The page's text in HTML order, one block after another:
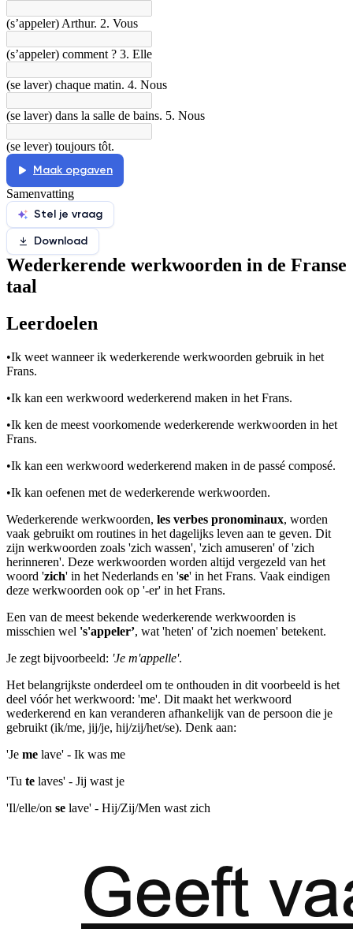
(s’appeler) Arthur. 2. Vous
(s’appeler) comment ? 3. Elle
(se laver) chaque matin. 4. Nous
(se laver) dans la salle de bains. 5. Nous
(se lever) toujours tôt.
Maak opgaven
Samenvatting
Stel je vraag
Download
Wederkerende werkwoorden in de Franse
taal
Leerdoelen
•Ik weet wanneer ik wederkerende werkwoorden gebruik in het
Frans.
•Ik kan een werkwoord wederkerend maken in het Frans.
•Ik ken de meest voorkomende wederkerende werkwoorden in het
Frans.
•Ik kan een werkwoord wederkerend maken in de passé composé.
•Ik kan oefenen met de wederkerende werkwoorden.
Wederkerende werkwoorden, les verbes pronominaux, worden
vaak gebruikt om routines in het dagelijks leven aan te geven. Dit
zijn werkwoorden zoals 'zich wassen', 'zich amuseren' of 'zich
herinneren'. Deze werkwoorden worden altijd vergezeld van het
woord 'zich' in het Nederlands en 'se' in het Frans. Vaak eindigen
deze werkwoorden ook op '-er' in het Frans.
Een van de meest bekende wederkerende werkwoorden is
misschien wel 's'appeler’, wat 'heten' of 'zich noemen' betekent.
Je zegt bijvoorbeeld: 'Je m'appelle'.
Het belangrijkste onderdeel om te onthouden in dit voorbeeld is het
deel vóór het werkwoord: 'me'. Dit maakt het werkwoord
wederkerend en kan veranderen afhankelijk van de persoon die je
gebruikt (ik/me, jij/je, hij/zij/het/se). Denk aan:
'Je me lave' - Ik was me
'Tu te laves' - Jij wast je
'Il/elle/on se lave' - Hij/Zij/Men wast zich